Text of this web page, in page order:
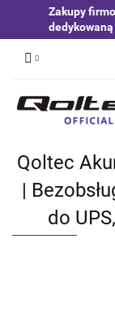
Zakupy
Qoltec
|
do